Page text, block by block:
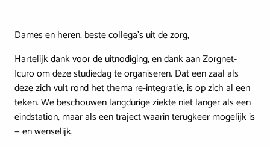
Dames en heren, beste collega's uit de zorg,
Hartelijk dank voor de uitnodiging, en dank aan Zorgnet-
Icuro om deze studiedag te organiseren. Dat een zaal als
deze zich vult rond het thema re-integratie, is op zich al een
teken. We beschouwen langdurige ziekte niet langer als een
eindstation, maar als een traject waarin terugkeer mogelijk is
— en wenselijk.